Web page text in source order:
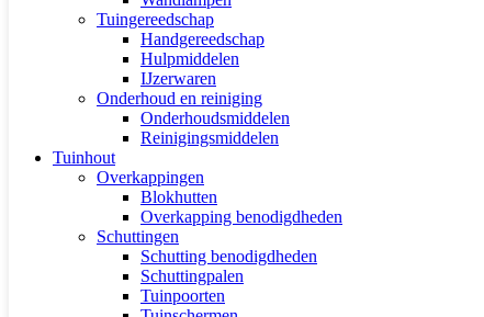
Tuingereedschap
Handgereedschap
Hulpmiddelen
IJzerwaren
Onderhoud en reiniging
Onderhoudsmiddelen
Reinigingsmiddelen
Tuinhout
Overkappingen
Blokhutten
Overkapping benodigdheden
Schuttingen
Schutting benodigdheden
Schuttingpalen
Tuinpoorten